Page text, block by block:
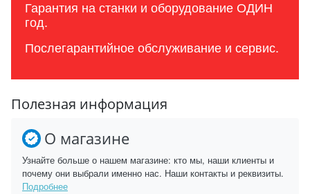
Гарантия на станки и оборудование ОДИН
год.
Послегарантийное обслуживание и сервис.
Полезная информация
О магазине
Узнайте больше о нашем магазине: кто мы, наши клиенты и
почему они выбрали именно нас. Наши контакты и реквизиты.
Подробнее